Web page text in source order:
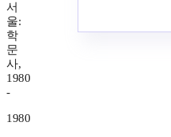
서
울:
학
문
사,
1980
-
1980